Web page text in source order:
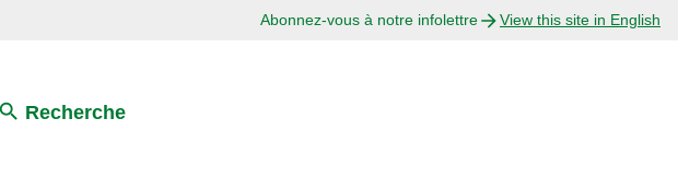
Abonnez-vous à notre infolettre View this site in English
Recherche